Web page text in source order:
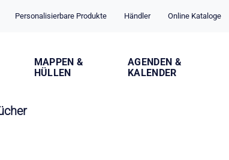
Personalisierbare Produkte Händler Online Kataloge
MAPPEN &
HÜLLEN
AGENDEN &
KALENDER